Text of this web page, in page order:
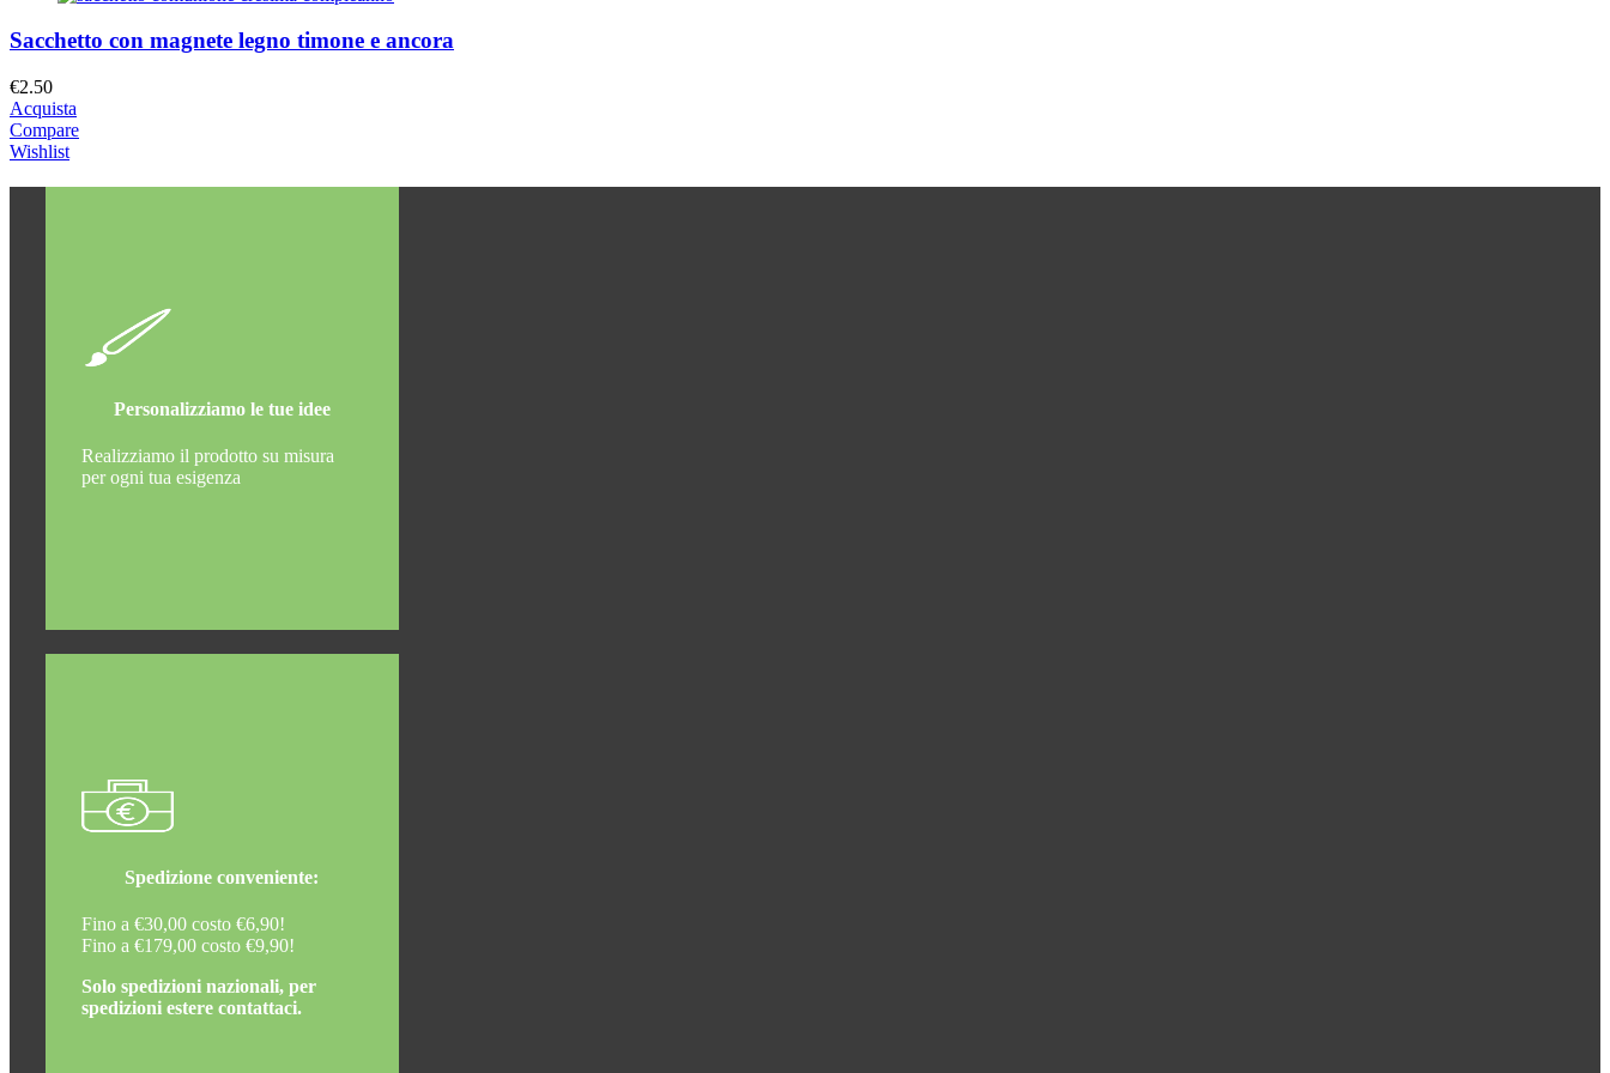
Sacchetto con magnete legno timone e ancora
€2.50
Acquista
Compare
Wishlist
Personalizziamo le tue idee
Realizziamo il prodotto su misura
per ogni tua esigenza
Spedizione conveniente:
Fino a €30,00 costo €6,90!
Fino a €179,00 costo €9,90!
Solo spedizioni nazionali, per
spedizioni estere contattaci.